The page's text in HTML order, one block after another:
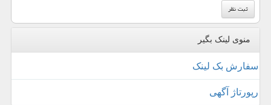
منوی لینک بگیر
سفارش بک لینک
رپورتاژ آگهی